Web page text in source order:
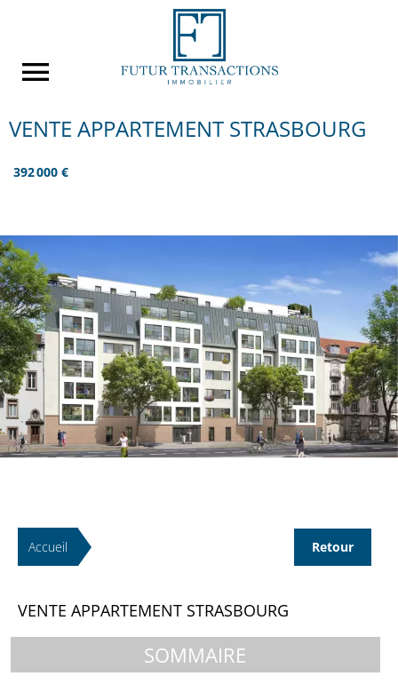
VENTE APPARTEMENT STRASBOURG
392 000 €
Accueil Retour
VENTE APPARTEMENT STRASBOURG
SOMMAIRE